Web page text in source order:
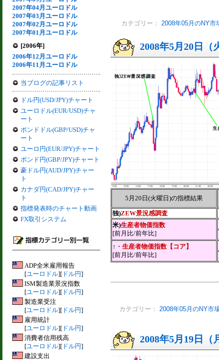
2007年04月ユーロドル
2007年03月ユーロドル
2007年02月ユーロドル
2007年01月ユーロドル
[2006年]
2006年12月ユーロドル
2006年11月ユーロドル
当ブログの記事リスト
ドル円(USD/JPY)チャート
ユーロドル(EUR/USD)チャ
ート
ポンドドル(GBP/USD)チャ
ート
ユーロ円(EUR/JPY)チャート
ポンド円(GBP/JPY)チャート
豪ドル円(AUD/JPY)チャー
ト
カナダ円(CAD/JPY)チャー
ト
指標発表時のチャート動画
FX取引システム
ADP全米雇用報告
[ユーロドル][ ドル円]
ISM製造業景況指数
[ユーロドル][ ドル円]
製造業受注
[ユーロドル][ ドル円]
雇用統計
[ユーロドル][ ドル円]
消費者信用残高
[ユーロドル][ ドル円]
建設支出
カテゴリー： 2008年05月のNY市
2008年5月20日（
5月20日(火曜日)の指標結果
独)ZEW景況感調査
米)生産者物価指数
[前月比/前年比]
↑・ 生産者物価指数【コア】
[前月比/前年比]
カテゴリー： 2008年05月のNY市
2008年5月19日（